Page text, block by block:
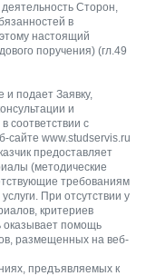
Сторон,
в
настоящий
поручения) (гл.49
и подает Заявку,
и
соответствии с
www.studservis.ru
предоставляет
(методические
требованиям
При отсутствии у
критериев
помощь
размещенных на веб-
предъявляемых к